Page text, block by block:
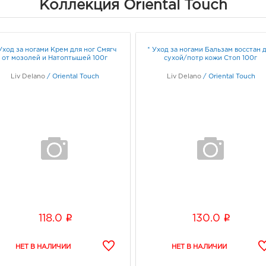
Коллекция Oriental Touch
за ногами Крем для ног Смягч
от мозолей и Натоптышей 100г
Liv Delano / Oriental Touch
118.0 i
* Уход за ногами Бальзам восстан
сухой/потр кожи Стоп 100г
Liv Delano / Oriental Touch
130.0 i